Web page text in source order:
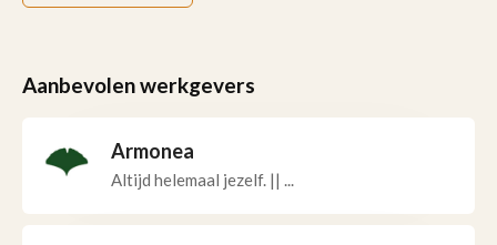
Aanbevolen werkgevers
Armonea
Altijd helemaal jezelf. || ...